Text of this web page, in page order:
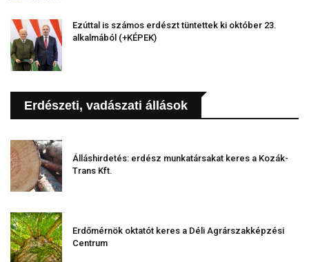
Ezúttal is számos erdészt tüntettek ki október 23.
alkalmából (+KÉPEK)
Erdészeti, vadászati állások
Álláshirdetés: erdész munkatársakat keres a Kozák-
Trans Kft.
Erdőmérnök oktatót keres a Déli Agrárszakképzési
Centrum